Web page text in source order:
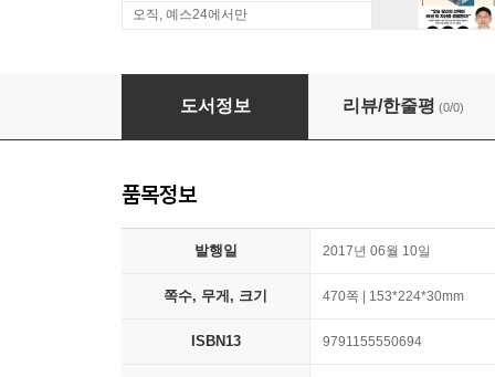
오직, 예스24에서만
국제영문계약의 전략적 이해
도서정보 리뷰/한줄평 (0/0)
품목정보
발행일 2017년 06월 10일
쪽수, 무게, 크기 470쪽 | 153*224*30mm
ISBN13 9791155550694